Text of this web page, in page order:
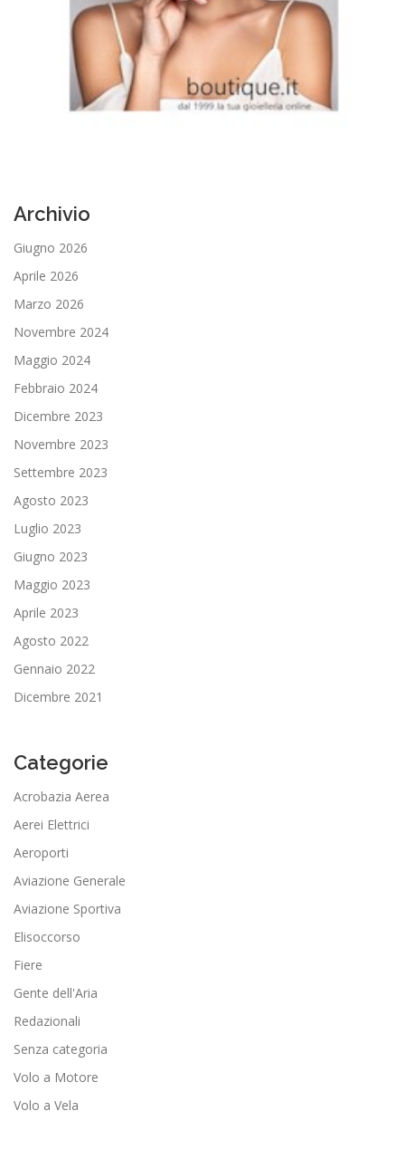
Archivio
Giugno 2026
Aprile 2026
Marzo 2026
Novembre 2024
Maggio 2024
Febbraio 2024
Dicembre 2023
Novembre 2023
Settembre 2023
Agosto 2023
Luglio 2023
Giugno 2023
Maggio 2023
Aprile 2023
Agosto 2022
Gennaio 2022
Dicembre 2021
Categorie
Acrobazia Aerea
Aerei Elettrici
Aeroporti
Aviazione Generale
Aviazione Sportiva
Elisoccorso
Fiere
Gente dell'Aria
Redazionali
Senza categoria
Volo a Motore
Volo a Vela